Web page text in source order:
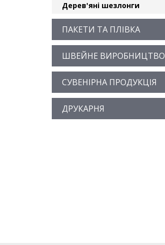
Дерев'яні шезлонги
ПАКЕТИ ТА ПЛІВКА
ШВЕЙНЕ ВИРОБНИЦТВО
СУВЕНІРНА ПРОДУКЦІЯ
ДРУКАРНЯ